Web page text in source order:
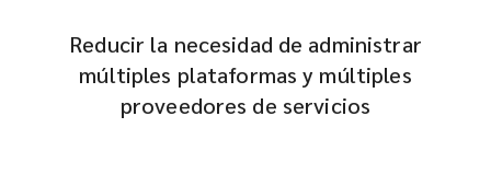
Reducir la necesidad de administrar
múltiples plataformas y múltiples
proveedores de servicios